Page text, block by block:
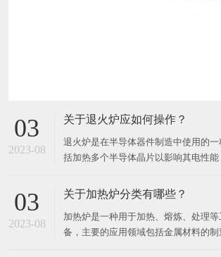
03
2023-08
关于退火炉应如何操作？
退火炉是在半导体器件制造中使用的
括加热多个半导体晶片以影响其电性
剂，将薄膜转换成薄膜或将薄膜转换成
复注入的损伤，移动掺杂剂或将掺杂
移到另一个薄膜或从薄膜进入晶
03
2023-08
关于加热炉分类有哪些？
加热炉是一种用于加热、熔炼、处理
备，主要的应用领域包括金属材料的